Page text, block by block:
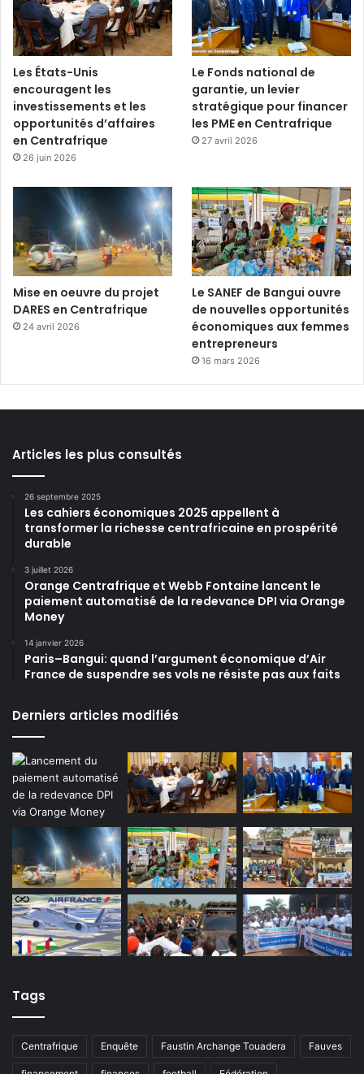
Les États-Unis
encouragent les
investissements et les
opportunités d’affaires
en Centrafrique
26 juin 2026
Le Fonds national de
garantie, un levier
stratégique pour financer
les PME en Centrafrique
27 avril 2026
Mise en oeuvre du projet
DARES en Centrafrique
24 avril 2026
Le SANEF de Bangui ouvre
de nouvelles opportunités
économiques aux femmes
entrepreneurs
16 mars 2026
Articles les plus consultés
26 septembre 2025
Les cahiers économiques 2025 appellent à
transformer la richesse centrafricaine en prospérité
durable
3 juillet 2026
Orange Centrafrique et Webb Fontaine lancent le
paiement automatisé de la redevance DPI via Orange
Money
14 janvier 2026
Paris–Bangui: quand l’argument économique d’Air
France de suspendre ses vols ne résiste pas aux faits
Derniers articles modifiés
Tags
Centrafrique Enquête Faustin Archange Touadera Fauves